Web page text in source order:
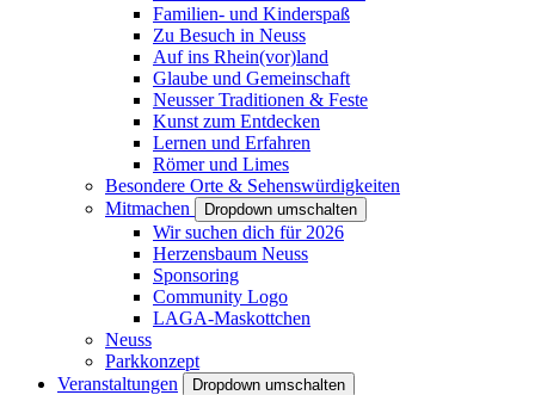
Familien- und Kinderspaß
Zu Besuch in Neuss
Auf ins Rhein(vor)land
Glaube und Gemeinschaft
Neusser Traditionen & Feste
Kunst zum Entdecken
Lernen und Erfahren
Römer und Limes
Besondere Orte & Sehenswürdigkeiten
Mitmachen
Dropdown umschalten
Wir suchen dich für 2026
Herzensbaum Neuss
Sponsoring
Community Logo
LAGA-Maskottchen
Neuss
Parkkonzept
Veranstaltungen
Dropdown umschalten